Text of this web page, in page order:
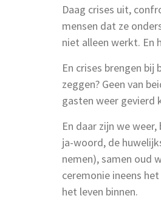
Daag crises uit,
mensen dat ze
niet alleen werkt. En
En crises brengen
zeggen? Geen van
gasten weer gevierd
En daar zijn we
ja-woord, de
nemen), samen oud
ceremonie ineens
het leven binnen.